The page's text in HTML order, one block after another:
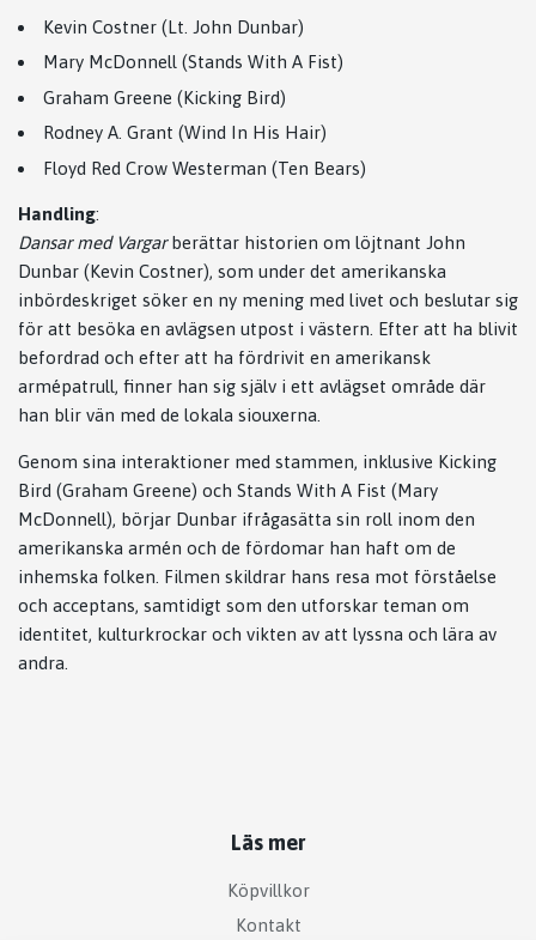
Kevin Costner (Lt. John Dunbar)
Mary McDonnell (Stands With A Fist)
Graham Greene (Kicking Bird)
Rodney A. Grant (Wind In His Hair)
Floyd Red Crow Westerman (Ten Bears)
Handling:
Dansar med Vargarberättar historien om löjtnant John
Dunbar (Kevin Costner), som under det amerikanska
inbördeskriget söker en ny mening med livet och beslutar sig
för att besöka en avlägsen utpost i västern. Efter att ha blivit
befordrad och efter att ha fördrivit en amerikansk
armépatrull, finner han sig själv i ett avlägset område där
han blir vän med de lokala siouxerna.
Genom sina interaktioner med stammen, inklusive Kicking
Bird (Graham Greene) och Stands With A Fist (Mary
McDonnell), börjar Dunbar ifrågasätta sin roll inom den
amerikanska armén och de fördomar han haft om de
inhemska folken. Filmen skildrar hans resa mot förståelse
och acceptans, samtidigt som den utforskar teman om
identitet, kulturkrockar och vikten av att lyssna och lära av
andra.
Läs mer
Köpvillkor
Kontakt